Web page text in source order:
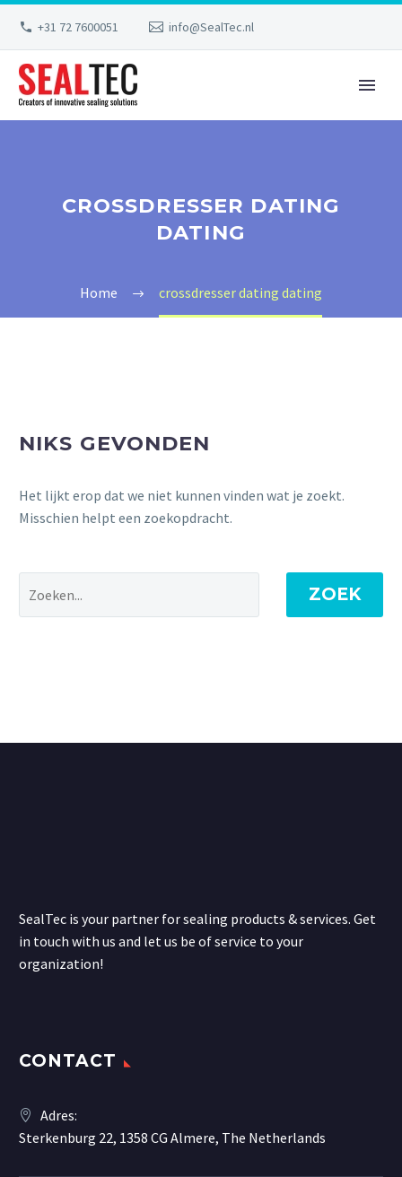
+31 72 7600051 info@SealTec.nl
CROSSDRESSER DATING
DATING
Home crossdresser dating dating
NIKS GEVONDEN
Het lijkt erop dat we niet kunnen vinden wat je zoekt.
Misschien helpt een zoekopdracht.
ZOEK
SealTec is your partner for sealing products & services. Get
in touch with us and let us be of service to your
organization!
CONTACT
Adres:
Sterkenburg 22, 1358 CG Almere, The Netherlands